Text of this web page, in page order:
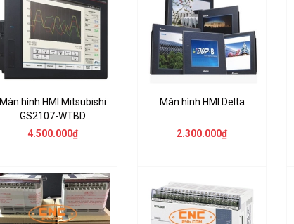
Màn hình HMI Mitsubishi
GS2107-WTBD
4.500.000₫
Màn hình HMI Delta
2.300.000₫